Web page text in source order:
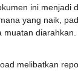
ini menjadi
yang naik,
diarahkan.
melibatkan